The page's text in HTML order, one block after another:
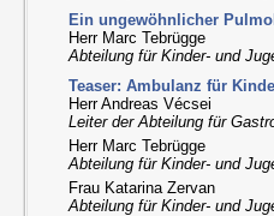
Ein ungewöhnlicher
Herr Marc Tebrügge
Abteilung für Kinder- und
Teaser: Ambulanz für
Herr Andreas Vécsei
Leiter der Abteilung für
Herr Marc Tebrügge
Abteilung für Kinder- und
Frau Katarina Zervan
Abteilung für Kinder- und